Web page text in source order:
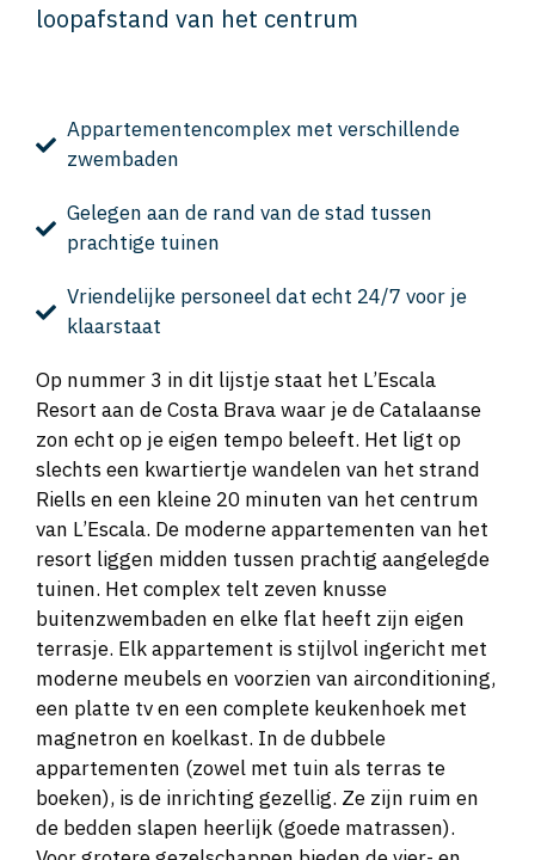
loopafstand van het centrum
Appartementencomplex met verschillende
zwembaden
Gelegen aan de rand van de stad tussen
prachtige tuinen
Vriendelijke personeel dat echt 24/7 voor je
klaarstaat
Op nummer 3 in dit lijstje staat het L’Escala
Resort aan de Costa Brava waar je de Catalaanse
zon echt op je eigen tempo beleeft. Het ligt op
slechts een kwartiertje wandelen van het strand
Riells en een kleine 20 minuten van het centrum
van L’Escala. De moderne appartementen van het
resort liggen midden tussen prachtig aangelegde
tuinen. Het complex telt zeven knusse
buitenzwembaden en elke flat heeft zijn eigen
terrasje. Elk appartement is stijlvol ingericht met
moderne meubels en voorzien van airconditioning,
een platte tv en een complete keukenhoek met
magnetron en koelkast. In de dubbele
appartementen (zowel met tuin als terras te
boeken), is de inrichting gezellig. Ze zijn ruim en
de bedden slapen heerlijk (goede matrassen).